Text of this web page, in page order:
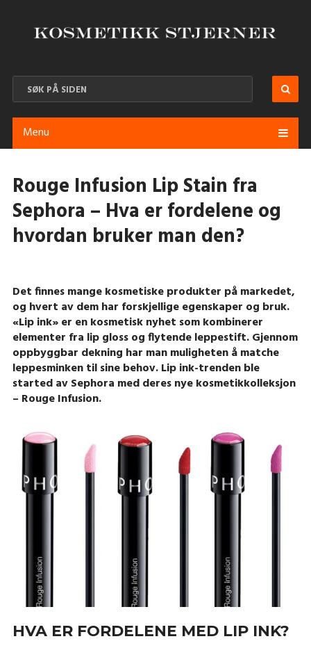
Menu
Rouge Infusion Lip Stain fra
Sephora – Hva er fordelene og
hvordan bruker man den?
Det finnes mange kosmetiske produkter på markedet,
og hvert av dem har forskjellige egenskaper og bruk.
«Lip ink» er en kosmetisk nyhet som kombinerer
elementer fra lip gloss og flytende leppestift. Gjennom
oppbyggbar dekning har man muligheten å matche
leppesminken til sine behov. Lip ink-trenden ble
started av Sephora med deres nye kosmetikkolleksjon
– Rouge Infusion.
HVA ER FORDELENE MED LIP INK?